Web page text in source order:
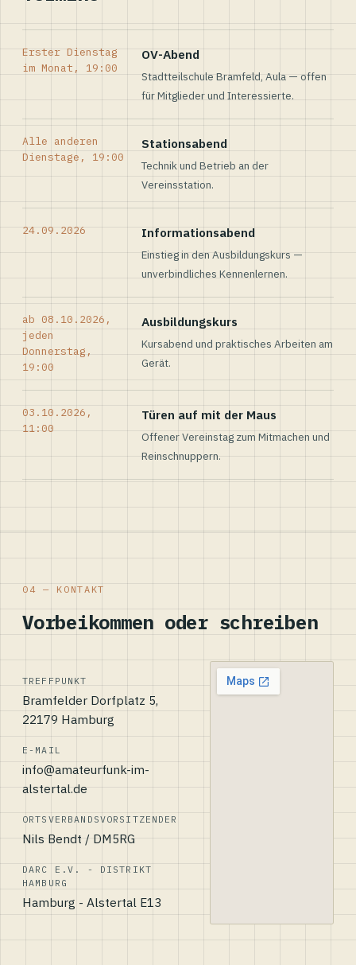
Erster Dienstag
im Monat, 19:00
OV-Abend
Stadtteilschule Bramfeld, Aula — offen
für Mitglieder und Interessierte.
Alle anderen
Dienstage, 19:00
Stationsabend
Technik und Betrieb an der
Vereinsstation.
24.09.2026 Informationsabend
Einstieg in den Ausbildungskurs —
unverbindliches Kennenlernen.
ab 08.10.2026,
jeden
Donnerstag,
19:00
Ausbildungskurs
Kursabend und praktisches Arbeiten am
Gerät.
03.10.2026,
11:00
Türen auf mit der Maus
Offener Vereinstag zum Mitmachen und
Reinschnuppern.
04 — KONTAKT
Vorbeikommen oder schreiben
TREFFPUNKT
Bramfelder Dorfplatz 5,
22179 Hamburg
E-MAIL
info@amateurfunk-im-
alstertal.de
ORTSVERBANDSVORSITZENDER
Nils Bendt / DM5RG
DARC E.V. - DISTRIKT
HAMBURG
Hamburg - Alstertal E13